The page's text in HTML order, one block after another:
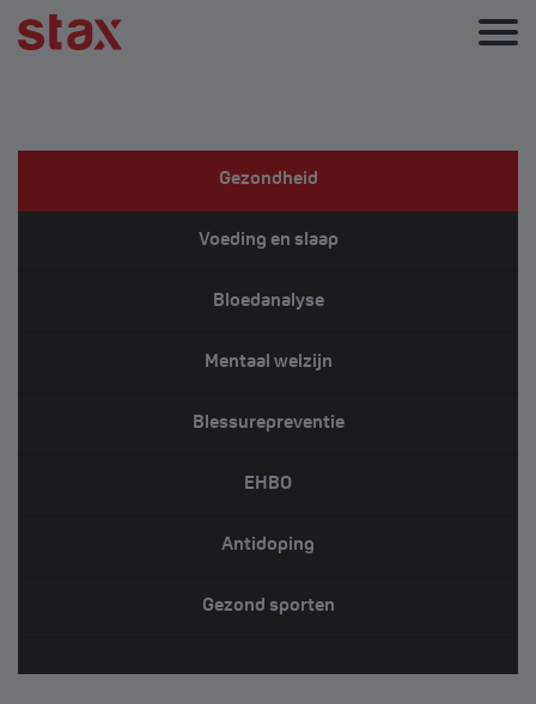
Gezondheid
Voeding en slaap
Bloedanalyse
Mentaal welzijn
Blessurepreventie
EHBO
Antidoping
Gezond sporten